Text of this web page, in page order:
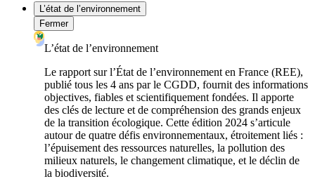
L’état de l’environnement
Fermer
L’état de l’environnement
Le rapport sur l’État de l’environnement en France (REE),
publié tous les 4 ans par le CGDD, fournit des informations
objectives, fiables et scientifiquement fondées. Il apporte
des clés de lecture et de compréhension des grands enjeux
de la transition écologique. Cette édition 2024 s’articule
autour de quatre défis environnementaux, étroitement liés :
l’épuisement des ressources naturelles, la pollution des
milieux naturels, le changement climatique, et le déclin de
la biodiversité.